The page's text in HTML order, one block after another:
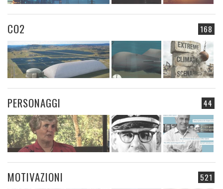
168
CO2
44
PERSONAGGI
521
MOTIVAZIONI